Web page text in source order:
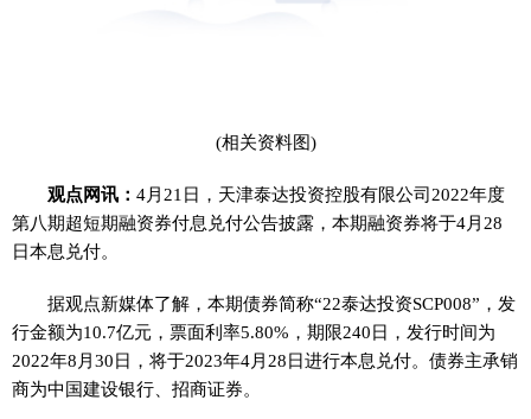
(相关资料图)
观点网讯：4月21日，天津泰达投资控股有限公司2022年度
第八期超短期融资券付息兑付公告披露，本期融资券将于4月28
日本息兑付。
据观点新媒体了解，本期债券简称“22泰达投资SCP008”，发
行金额为10.7亿元，票面利率5.80%，期限240日，发行时间为
2022年8月30日，将于2023年4月28日进行本息兑付。债券主承销
商为中国建设银行、招商证券。